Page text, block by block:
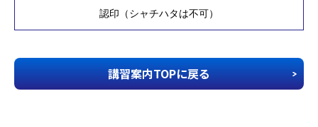
認印（シャチハタは不可）
講習案内TOPに戻る